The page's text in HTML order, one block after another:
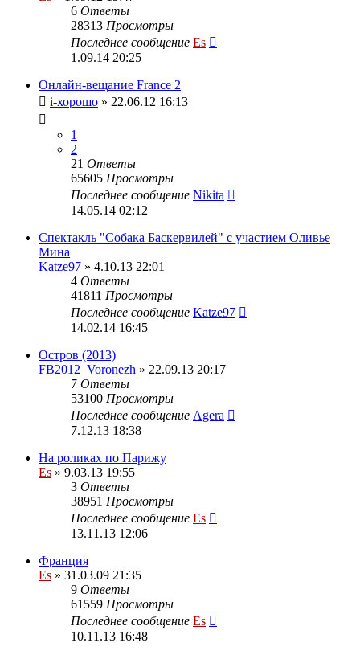
6 Ответы
28313 Просмотры
Последнее сообщение Es
1.09.14 20:25
Онлайн-вещание France 2
i-хорошо » 22.06.12 16:13
1
2
21 Ответы
65605 Просмотры
Последнее сообщение Nikita
14.05.14 02:12
Спектакль "Собака Баскервилей" с участием Оливье
Мина
Katze97 » 4.10.13 22:01
4 Ответы
41811 Просмотры
Последнее сообщение Katze97
14.02.14 16:45
Остров (2013)
FB2012_Voronezh » 22.09.13 20:17
7 Ответы
53100 Просмотры
Последнее сообщение Agera
7.12.13 18:38
На роликах по Парижу
Es » 9.03.13 19:55
3 Ответы
38951 Просмотры
Последнее сообщение Es
13.11.13 12:06
Франция
Es » 31.03.09 21:35
9 Ответы
61559 Просмотры
Последнее сообщение Es
10.11.13 16:48